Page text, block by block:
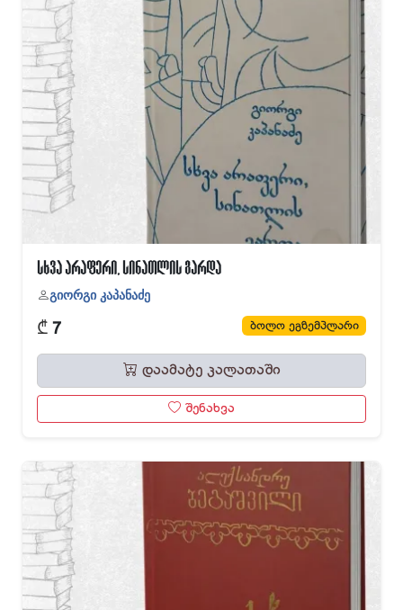
სხვა არაფერი, სინათლის გარდა
გიორგი კაპანაძე
₾ 7 ბოლო ეგზემპლარი
დაამატე კალათაში
შენახვა